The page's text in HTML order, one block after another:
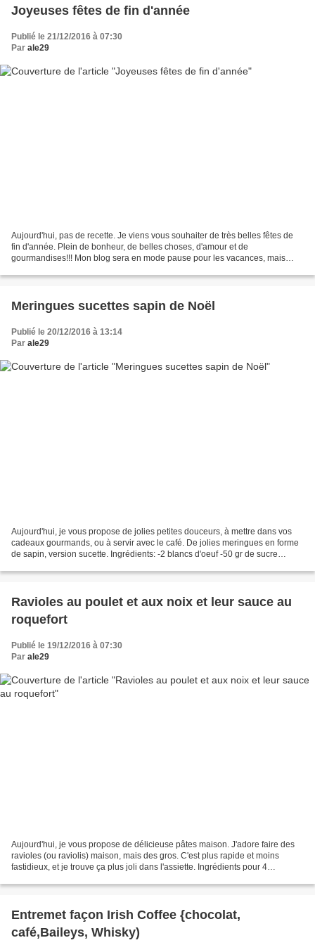
Joyeuses fêtes de fin d'année
Publié le 21/12/2016 à 07:30
Par ale29
Aujourd'hui, pas de recette. Je viens vous souhaiter de très belles fêtes de
fin d'année. Plein de bonheur, de belles choses, d'amour et de
gourmandises!!! Mon blog sera en mode pause pour les vacances, mais
Meringues sucettes sapin de Noël
Publié le 20/12/2016 à 13:14
Par ale29
Aujourd'hui, je vous propose de jolies petites douceurs, à mettre dans vos
cadeaux gourmands, ou à servir avec le café. De jolies meringues en forme
de sapin, version sucette. Ingrédients: -2 blancs d'oeuf -50 gr de sucre
Ravioles au poulet et aux noix et leur sauce au
roquefort
Publié le 19/12/2016 à 07:30
Par ale29
Aujourd'hui, je vous propose de délicieuse pâtes maison. J'adore faire des
ravioles (ou raviolis) maison, mais des gros. C'est plus rapide et moins
fastidieux, et je trouve ça plus joli dans l'assiette. Ingrédients pour 4
Entremet façon Irish Coffee {chocolat,
café,Baileys, Whisky)